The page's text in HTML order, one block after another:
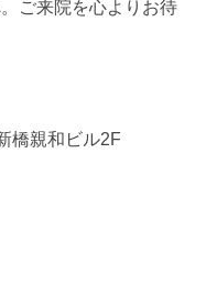
ご来院を心よりお待
橋親和ビル2F